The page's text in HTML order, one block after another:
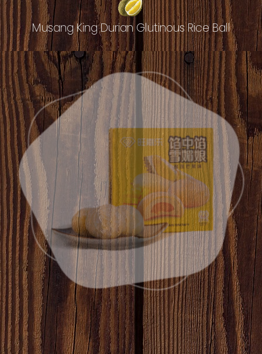
Mango Durian Snowy